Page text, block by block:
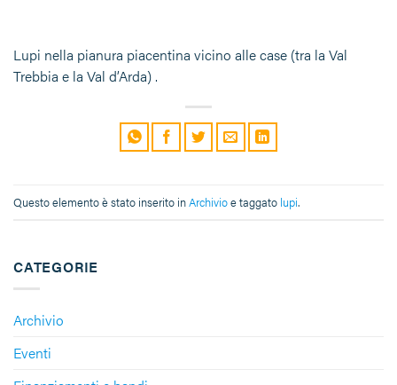
CATEGORIE
Archivio
Eventi
Lupi nella pianura piacentina vicino alle case (tra la Val
Trebbia e la Val d’Arda) .
Questo elemento è stato inserito inArchivioe taggato lupi.